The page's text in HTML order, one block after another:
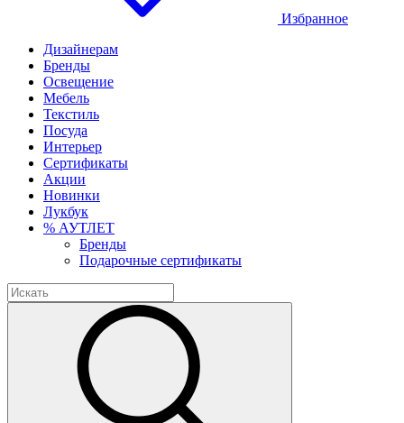
Избранное
Дизайнерам
Бренды
Освещение
Мебель
Текстиль
Посуда
Интерьер
Сертификаты
Акции
Новинки
Лукбук
% АУТЛЕТ
Бренды
Подарочные сертификаты